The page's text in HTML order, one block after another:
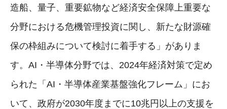
造船、量子、重要鉱物など経済安全保障上重要な
分野における危機管理投資に関し、新たな財源確
保の枠組みについて検討に着手する」がありま
す。AI・半導体分野では、2024年経済対策で定め
られた「AI・半導体産業基盤強化フレーム」にお
いて、政府が2030年度までに10兆円以上の支援を